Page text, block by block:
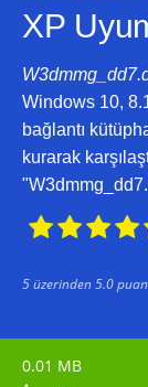
XP
Windows 10,
bağlantı
kurarak

5üzerinden5.0
0.01 MB